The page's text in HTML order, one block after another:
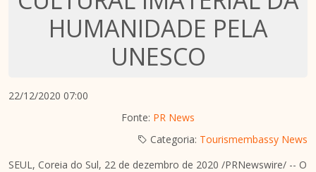
HUMANIDADE PELA
UNESCO
22/12/2020 07:00
Fonte: PR News
Categoria: Tourismembassy News
SEUL, Coreia do Sul, 22 de dezembro de 2020 /PRNewswire/ -- O